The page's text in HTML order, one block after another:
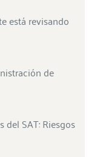
está revisando
de
SAT: Riesgos